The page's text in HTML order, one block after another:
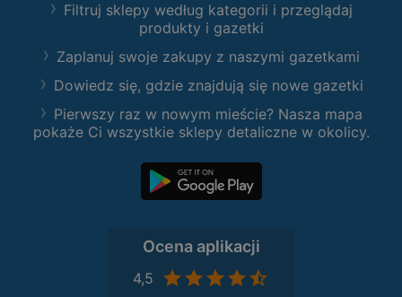
Filtruj sklepy według kategorii i przeglądaj
produkty i gazetki
Zaplanuj swoje zakupy z naszymi gazetkami
Dowiedz się, gdzie znajdują się nowe gazetki
Pierwszy raz w nowym mieście? Nasza mapa
pokaże Ci wszystkie sklepy detaliczne w okolicy.
Ocena aplikacji
4,5